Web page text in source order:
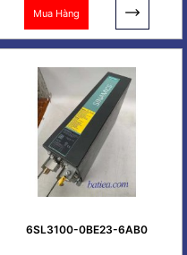
Mua Hàng
6SL3100-0BE23-6AB0